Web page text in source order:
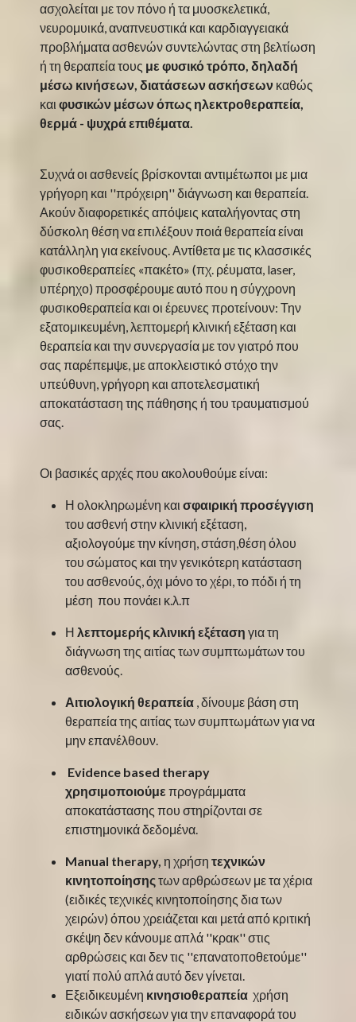
ασχολείται με τον πόνο ή τα μυοσκελετικά,
νευρομυικά, αναπνευστικά και καρδιαγγειακά
προβλήματα ασθενών συντελώντας στη βελτίωση
ή τη θεραπεία τους με φυσικό τρόπο, δηλαδή
μέσω κινήσεων, διατάσεων ασκήσεων καθώς
και φυσικών μέσων όπως ηλεκτροθεραπεία,
θερμά - ψυχρά επιθέματα.
Συχνά οι ασθενείς βρίσκονται αντιμέτωποι με μια
γρήγορη και ''πρόχειρη'' διάγνωση και θεραπεία.
Ακούν διαφορετικές απόψεις καταλήγοντας στη
δύσκολη θέση να επιλέξουν ποιά θεραπεία είναι
κατάλληλη για εκείνους. Αντίθετα με τις κλασσικές
φυσικοθεραπείες «πακέτο» (πχ. ρέυματα, laser,
υπέρηχο) προσφέρουμε αυτό που η σύγχρονη
φυσικοθεραπεία και οι έρευνες προτείνουν: Την
εξατομικευμένη, λεπτομερή κλινική εξέταση και
θεραπεία και την συνεργασία με τον γιατρό που
σας παρέπεμψε, με αποκλειστικό στόχο την
υπεύθυνη, γρήγορη και αποτελεσματική
αποκατάσταση της πάθησης ή του τραυματισμού
σας.
Οι βασικές αρχές που ακολουθούμε είναι:
Η ολοκληρωμένη και σφαιρική προσέγγιση
του ασθενή στην κλινική εξέταση,
αξιολογούμε την κίνηση, στάση,θέση όλου
του σώματος και την γενικότερη κατάσταση
του ασθενούς, όχι μόνο το χέρι, το πόδι ή τη
μέση που πονάει κ.λ.π
Η λεπτομερής κλινική εξέταση για τη
διάγνωση της αιτίας των συμπτωμάτων του
ασθενούς.
Αιτιολογική θεραπεία , δίνουμε βάση στη
θεραπεία της αιτίας των συμπτωμάτων για να
μην επανέλθουν.
Evidence based therapy
χρησιμοποιούμεπρογράμματα
αποκατάστασης που στηρίζονται σε
επιστημονικά δεδομένα.
Manual therapy, η χρήση τεχνικών
κινητοποίησηςτων αρθρώσεων με τα χέρια
(ειδικές τεχνικές κινητοποίησης δια των
χειρών) όπου χρειάζεται και μετά από κριτική
σκέψη δεν κάνουμε απλά ''κρακ'' στις
αρθρώσεις και δεν τις ''επανατοποθετούμε''
γιατί πολύ απλά αυτό δεν γίνεται.
Εξειδικευμένη κινησιοθεραπεία χρήση
ειδικών ασκήσεων για την επαναφορά του